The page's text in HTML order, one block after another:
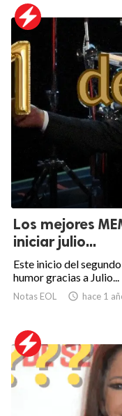
Los mejores
iniciar julio...
Este inicio del
humor gracias a Julio...
Notas EOL  hace 1